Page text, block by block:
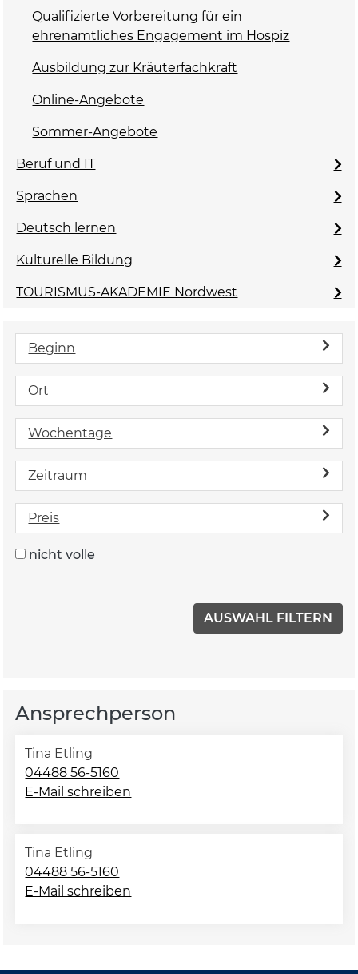
Qualifizierte Vorbereitung für ein
ehrenamtliches Engagement im Hospiz
Ausbildung zur Kräuterfachkraft
Online-Angebote
Sommer-Angebote
Beruf und IT
Sprachen
Deutsch lernen
Kulturelle Bildung
TOURISMUS-AKADEMIE Nordwest
Beginn
Ort
Wochentage
Zeitraum
Preis
nicht volle
Ansprechperson
Tina Etling
04488 56-5160
E-Mail schreiben
Tina Etling
04488 56-5160
E-Mail schreiben